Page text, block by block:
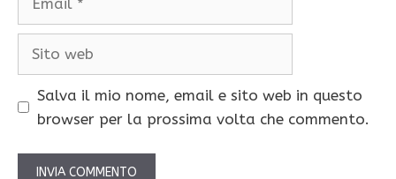
Salva il mio nome, email e sito web in questo
browser per la prossima volta che commento.